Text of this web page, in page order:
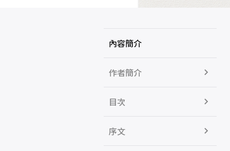
內容簡介
作者簡介
目次
序文